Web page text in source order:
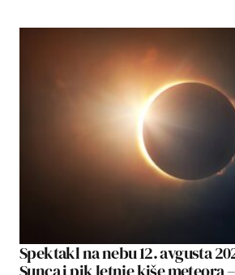
Spektakl na nebu 12. avgusta